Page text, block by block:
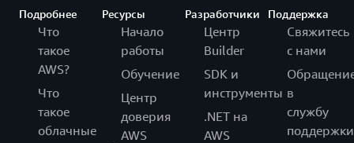
Подробнее
Что
такое
AWS?
Что
такое
облачные
Ресурсы
Начало
работы
Обучение
Центр
доверия
AWS
Разработчики
Центр
Builder
SDK и
инструменты
.NET на
AWS
Поддержка
Свяжитесь
с нами
в
службу
поддержки